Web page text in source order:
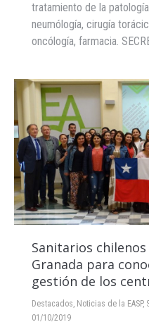
tratamiento de la
neumólogía, cirugía
oncólogía, farmacia.
Sanitarios
Granada para
gestión de los
Destacados, Noticias de la EASP,
01/10/2019